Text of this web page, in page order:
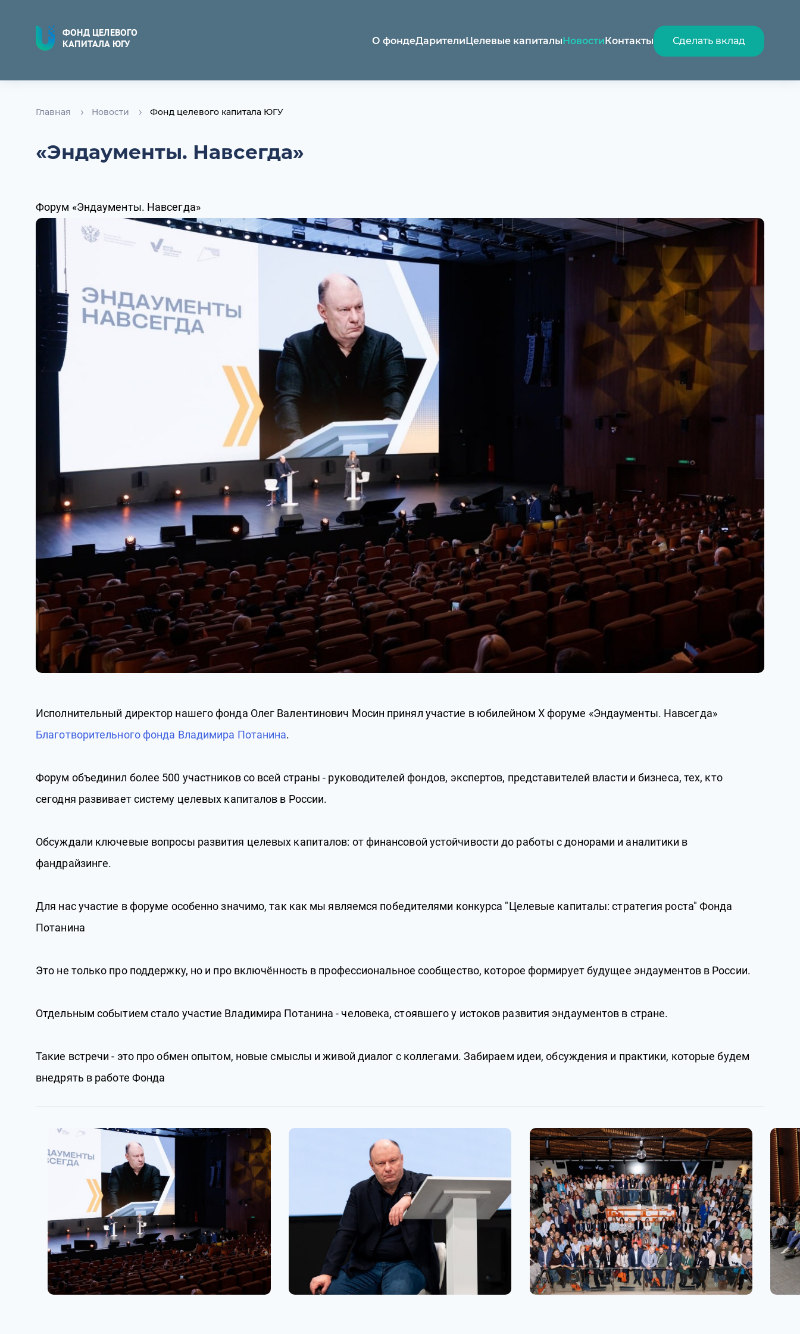
ФОНД ЦЕЛЕВОГО
КАПИТАЛА ЮГУ
О фондеДарителиЦелевые капиталыНовостиКонтакты Сделать вклад
Главная Новости Фонд целевого капитала ЮГУ
«Эндаументы. Навсегда»
Форум «Эндаументы. Навсегда»
Исполнительный директор нашего фонда Олег Валентинович Мосин принял участие в юбилейном X форуме «Эндаументы. Навсегда»
Благотворительного фонда Владимира Потанина.
Форум объединил более 500 участников со всей страны - руководителей фондов, экспертов, представителей власти и бизнеса, тех, кто
сегодня развивает систему целевых капиталов в России.
Обсуждали ключевые вопросы развития целевых капиталов: от финансовой устойчивости до работы с донорами и аналитики в
фандрайзинге.
Для нас участие в форуме особенно значимо, так как мы являемся победителями конкурса "Целевые капиталы: стратегия роста" Фонда
Потанина
Это не только про поддержку, но и про включённость в профессиональное сообщество, которое формирует будущее эндаументов в России.
Отдельным событием стало участие Владимира Потанина - человека, стоявшего у истоков развития эндаументов в стране.
Такие встречи - это про обмен опытом, новые смыслы и живой диалог с коллегами. Забираем идеи, обсуждения и практики, которые будем
внедрять в работе Фонда